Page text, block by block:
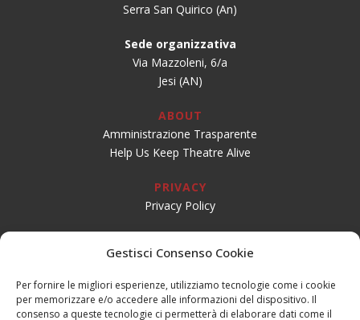
Gestisci Consenso Cookie
Per fornire le migliori esperienze, utilizziamo tecnologie come i cookie
per memorizzare e/o accedere alle informazioni del dispositivo. Il
consenso a queste tecnologie ci permetterà di elaborare dati come il
Serra San Quirico (An)
Sede organizzativa
Via Mazzoleni, 6/a
Jesi (AN)
ABOUT
Amministrazione Trasparente
Help Us Keep Theatre Alive
PRIVACY
Privacy Policy
CONTATTI